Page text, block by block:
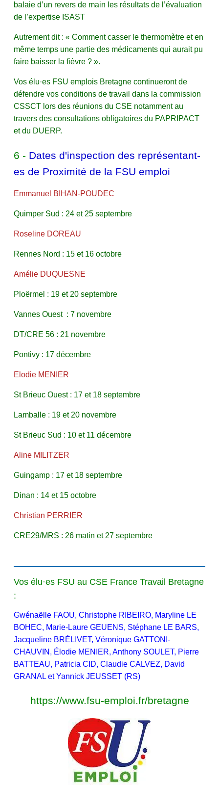
balaie d’un revers de main les résultats de l’évaluation
de l’expertise ISAST
Autrement dit : « Comment casser le thermomètre et en
même temps une partie des médicaments qui aurait pu
faire baisser la fièvre ? ».
Vos élu·es FSU emplois Bretagne continueront de
défendre vos conditions de travail dans la commission
CSSCT lors des réunions du CSE notamment au
travers des consultations obligatoires du PAPRIPACT
et du DUERP.
6 - Dates d'inspection des représentant-
es de Proximité de la FSU emploi
Emmanuel BIHAN-POUDEC
Quimper Sud : 24 et 25 septembre
Roseline DOREAU
Rennes Nord : 15 et 16 octobre
Amélie DUQUESNE
Ploërmel : 19 et 20 septembre
Vannes Ouest : 7 novembre
DT/CRE 56 : 21 novembre
Pontivy : 17 décembre
Elodie MENIER
St Brieuc Ouest : 17 et 18 septembre
Lamballe : 19 et 20 novembre
St Brieuc Sud : 10 et 11 décembre
Aline MILITZER
Guingamp : 17 et 18 septembre
Dinan : 14 et 15 octobre
Christian PERRIER
CRE29/MRS : 26 matin et 27 septembre
Vos élu·es FSU au CSE France Travail Bretagne
:
Gwénaëlle FAOU, Christophe RIBEIRO, Maryline LE
BOHEC, Marie-Laure GEUENS, Stéphane LE BARS,
Jacqueline BRÉLIVET, Véronique GATTONI-
CHAUVIN, Élodie MENIER, Anthony SOULET, Pierre
BATTEAU, Patricia CID, Claudie CALVEZ, David
GRANAL et Yannick JEUSSET (RS)
https://www.fsu-emploi.fr/bretagne